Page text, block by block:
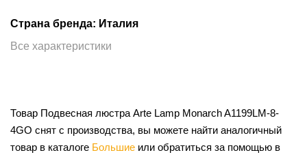
Страна бренда: Италия
Все характеристики
Товар Подвесная люстра Arte Lamp Monarch A1199LM-8-
4GO снят с производства, вы можете найти аналогичный
товар в каталоге Большие или обратиться за помощью в